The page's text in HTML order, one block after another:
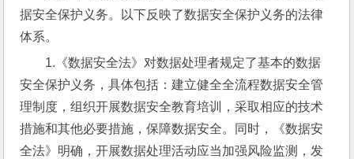
据安全保护义务。以下反映了数据安全保护义务的法律
体系。
1.《数据安全法》对数据处理者规定了基本的数据
安全保护义务，具体包括：建立健全全流程数据安全管
理制度，组织开展数据安全教育培训，采取相应的技术
措施和其他必要措施，保障数据安全。同时，《数据安
全法》明确，开展数据处理活动应当加强风险监测，发